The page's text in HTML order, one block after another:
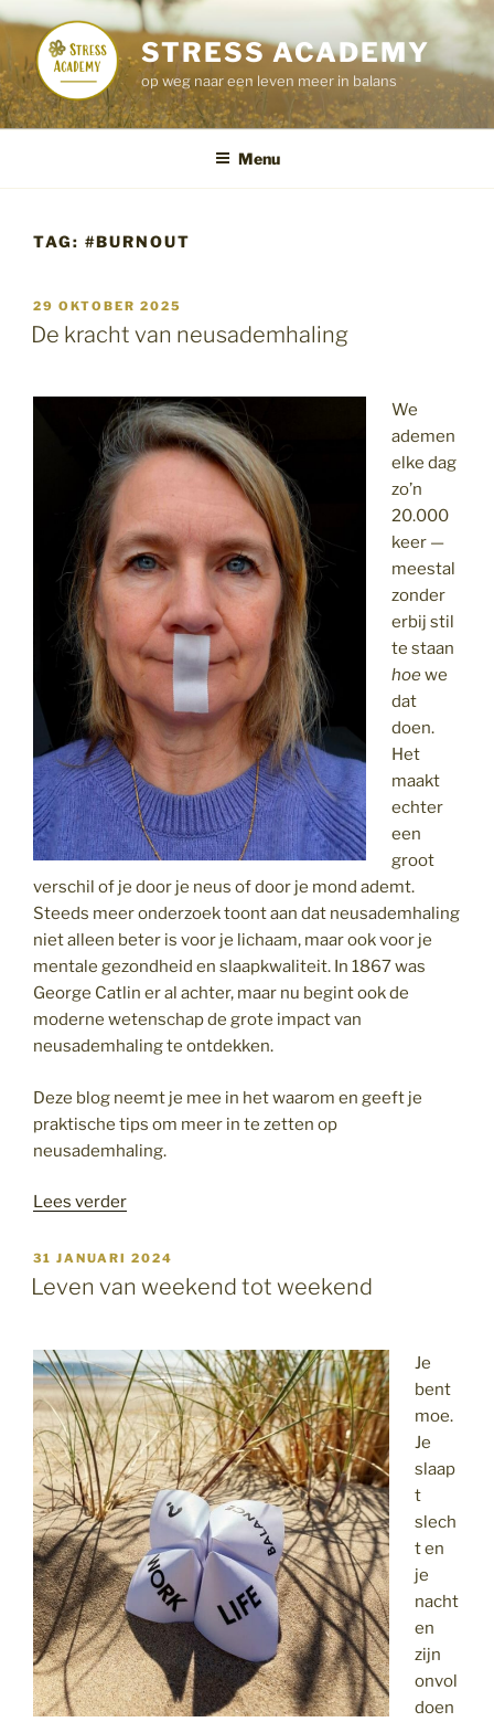
Ga
de
inhoud
STRESS ACADEMY
op weg naar een leven meer in balans
Menu
TAG: #BURNOUT
GEPLAATST
OP
29 OKTOBER 2025
De kracht van neusademhaling
We
ademen
elke dag
zo’n
20.000
keer —
meestal
zonder
erbij stil
te staan
hoewe
dat
doen.
Het
maakt
echter
een
groot
verschil of je door je neus of door je mond ademt.
Steeds meer onderzoek toont aan dat neusademhaling
niet alleen beter is voor je lichaam, maar ook voor je
mentale gezondheid en slaapkwaliteit. In 1867 was
George Catlin er al achter, maar nu begint ook de
moderne wetenschap de grote impact van
neusademhaling te ontdekken.
Deze blog neemt je mee in het waarom en geeft je
praktische tips om meer in te zetten op
neusademhaling.
Lees verder“De
van
neusademhaling”
GEPLAATST
OP
31 JANUARI 2024
Leven van weekend tot weekend
Je
bent
moe.
Je
slaap
t
slech
t en
je
nacht
en
zijn
onvol
doen